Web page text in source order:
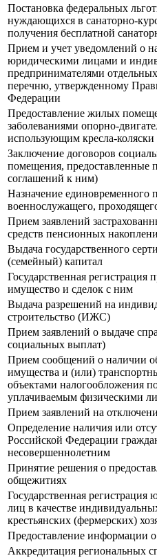
Постановка федеральных
нуждающихся в санаторно-
получения бесплатной
Прием и учет уведомлений о
юридическими лицами и
предпринимателями
перечню, утвержденному
Федерации
Предоставление жилых
заболеваниями опорно-
использующим кресла-коляски
Заключение договоров
помещения, предоставленные
соглашений к ним)
Назначение единовременного
военнослужащего,
Прием заявлений
средств пенсионных
Выдача государственного
(семейный) капитал
Государственная регистрация
имущество и сделок с ним
Выдача разрешений на
строительство (ИЖС)
Прием заявлений о выдаче
социальных выплат)
Прием сообщений о наличии
имущества и (или)
объектами налогообложения
уплачиваемым физическими
Прием заявлений на
Определение наличия или
Российской Федерации
несовершеннолетним
Принятие решения о
общежитиях
Государственная
лиц в качестве
крестьянских (фермерских)
Предоставление информации
Аккредитация региональных